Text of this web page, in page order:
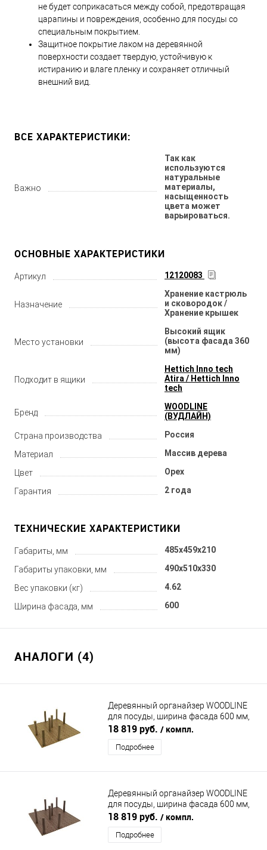
не будет соприкасаться между собой, предотвращая
царапины и повреждения, особенно для посуды со
специальным покрытием.
Защитное покрытие лаком на деревянной
поверхности создает твердую, устойчивую к
истиранию и влаге пленку и сохраняет отличный
внешний вид.
ВСЕ ХАРАКТЕРИСТИКИ:
Важно
Так как
используются
натуральные
материалы,
насыщенность
цвета может
варьироваться.
ОСНОВНЫЕ ХАРАКТЕРИСТИКИ
Артикул 12120083
Назначение
Хранение кастрюль
и сковородок /
Хранение крышек
Место установки
Высокий ящик
(высота фасада 360
мм)
Подходит в ящики
Hettich Inno tech
Atira / Hettich Inno
tech
Бренд
WOODLINE
(ВУДЛАЙН)
Страна производства Россия
Материал Массив дерева
Цвет Орех
Гарантия 2 года
ТЕХНИЧЕСКИЕ ХАРАКТЕРИСТИКИ
Габариты, мм 485x459x210
Габариты упаковки, мм 490x510x330
Вес упаковки (кг) 4.62
Ширина фасада, мм 600
АНАЛОГИ (4)
Деревянный органайзер WOODLINE
для посуды, ширина фасада 600 мм,
485x459х180 мм, дуб WOODLINE
(ВУДЛАЙН)
18 819 руб. / компл.
Подробнее
Деревянный органайзер WOODLINE
для посуды, ширина фасада 600 мм,
485x459х180 мм, орех WOODLINE
(ВУДЛАЙН)
18 819 руб. / компл.
Подробнее